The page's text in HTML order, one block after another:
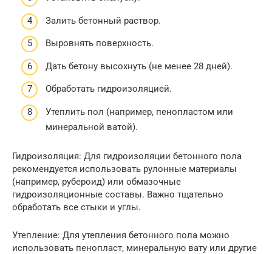
Залить бетонный раствор.
Выровнять поверхность.
Дать бетону высохнуть (не менее 28 дней).
Обработать гидроизоляцией.
Утеплить пол (например, пенопластом или
минеральной ватой).
Гидроизоляция: Для гидроизоляции бетонного пола
рекомендуется использовать рулонные материалы
(например, рубероид) или обмазочные
гидроизоляционные составы. Важно тщательно
обработать все стыки и углы.
Утепление: Для утепления бетонного пола можно
использовать пенопласт, минеральную вату или другие